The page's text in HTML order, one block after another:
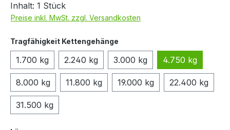
Inhalt: 1 Stück
Preise inkl. MwSt. zzgl. Versandkosten
Tragfähigkeit Kettengehänge
1.700 kg 2.240 kg 3.000 kg 4.750 kg
8.000 kg 11.800 kg 19.000 kg 22.400 kg
31.500 kg